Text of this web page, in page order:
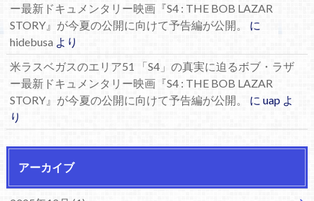
ー最新ドキュメンタリー映画『S4 : THE BOB LAZAR
STORY』が今夏の公開に向けて予告編が公開。
に
hidebusaより
米ラスベガスのエリア51 「S4」の真実に迫るボブ・ラザ
ー最新ドキュメンタリー映画『S4 : THE BOB LAZAR
STORY』が今夏の公開に向けて予告編が公開。
に uapよ
り
アーカイブ